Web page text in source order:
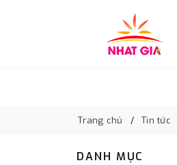
Trang chủ Tin tức
DANH MỤC